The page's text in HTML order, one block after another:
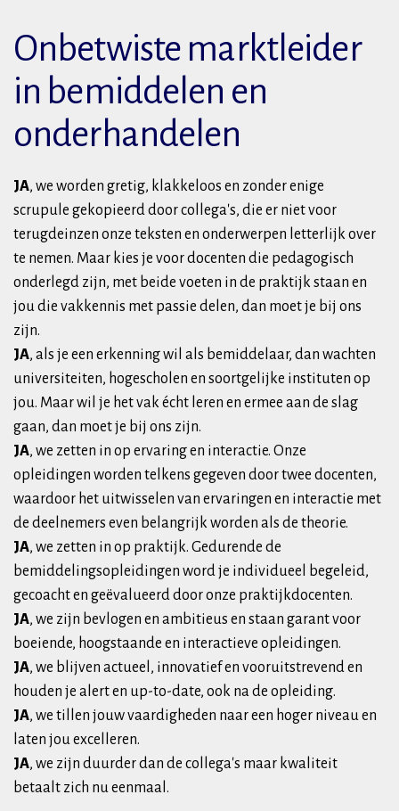
Onbetwiste marktleider
in bemiddelen en
onderhandelen
JA, we worden gretig, klakkeloos en zonder enige
scrupule gekopieerd door collega's, die er niet voor
terugdeinzen onze teksten en onderwerpen letterlijk over
te nemen. Maar kies je voor docenten die pedagogisch
onderlegd zijn, met beide voeten in de praktijk staan en
jou die vakkennis met passie delen, dan moet je bij ons
zijn.
JA, als je een erkenning wil als bemiddelaar, dan wachten
universiteiten, hogescholen en soortgelijke instituten op
jou. Maar wil je het vak écht leren en ermee aan de slag
gaan, dan moet je bij ons zijn.
JA, we zetten in op ervaring en interactie. Onze
opleidingen worden telkens gegeven door twee docenten,
waardoor het uitwisselen van ervaringen en interactie met
de deelnemers even belangrijk worden als de theorie.
JA, we zetten in op praktijk. Gedurende de
bemiddelingsopleidingen word je individueel begeleid,
gecoacht en geëvalueerd door onze praktijkdocenten.
JA, we zijn bevlogen en ambitieus en staan garant voor
boeiende, hoogstaande en interactieve opleidingen.
JA, we blijven actueel, innovatief en vooruitstrevend en
houden je alert en up-to-date, ook na de opleiding.
JA, we tillen jouw vaardigheden naar een hoger niveau en
laten jou excelleren.
JA, we zijn duurder dan de collega's maar kwaliteit
betaalt zich nu eenmaal.